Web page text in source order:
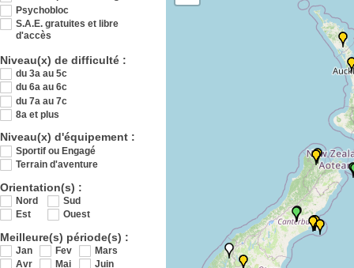
Psychobloc
S.A.E. gratuites et libre
d'accès
Niveau(x) de difficulté :
du 3a au 5c
du 6a au 6c
du 7a au 7c
8a et plus
Niveau(x) d'équipement :
Sportif ou Engagé
Terrain d'aventure
Orientation(s) :
Nord
Sud
Est
Ouest
Meilleure(s) période(s) :
Jan Fev
Mars
Avr
Mai
Juin